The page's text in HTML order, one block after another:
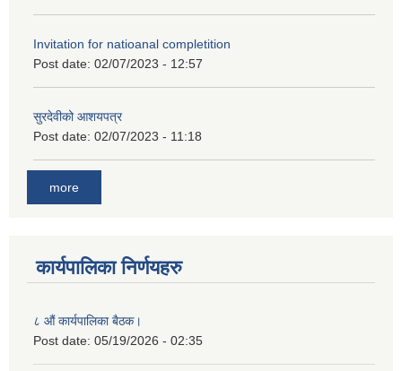
Invitation for natioanal completition
Post date: 02/07/2023 - 12:57
सुरदेवीको आशयपत्र
Post date: 02/07/2023 - 11:18
more
कार्यपालिका निर्णयहरु
८ औं कार्यपालिका बैठक।
Post date: 05/19/2026 - 02:35